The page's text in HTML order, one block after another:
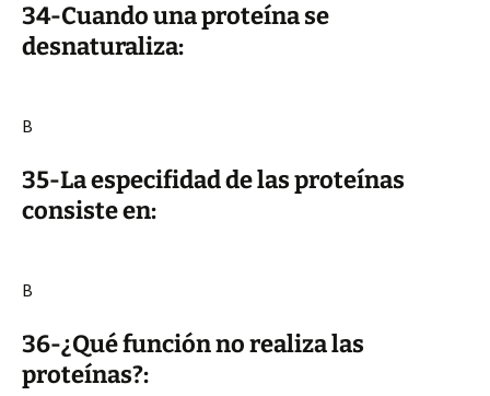
34-Cuando una proteína se
desnaturaliza:
B
35-La especifidad de las proteínas
consiste en:
B
36-¿Qué función no realiza las
proteínas?: